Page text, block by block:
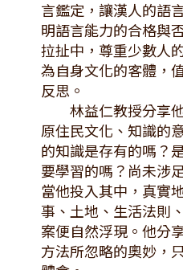
言鑑定，讓漢人的語
明語言能力的合格與
拉扯中，尊重少數人
為自身文化的客體，
反思。
林益仁教授分享他
原住民文化、知識的
的知識是存有的嗎？
要學習的嗎？尚未涉
當他投入其中，真實
事、土地、生活法則
案便自然浮現。他分
方法所忽略的奧妙，